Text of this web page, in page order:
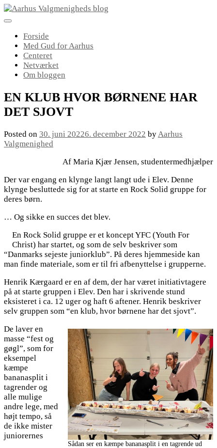
Skip
to
Forside
Med Gud for Aarhus
Centeret
Netværket
Om bloggen
EN KLUB HVOR BØRNENE HAR
DET SJOVT
Posted on 30. juni 20226. december 2022 byAarhus
Valgmenighed
Af Maria Kjær Jensen, studentermedhjælper
Der var engang en klynge langt langt ude i Elev. Denne
klynge besluttede sig for at starte en Rock Solid gruppe for
deres børn.
… Og sikke en succes det blev.
En Rock Solid gruppe er et koncept YFC (Youth For
Christ) har startet, og som de selv beskriver som
“Danmarks sejeste juniorklub”. På deres hjemmeside kan
man finde materiale, som er til fri afbenyttelse i grupperne.
Henrik Kærgaard er en af dem, der har været initiativtagere
på at starte gruppen i Elev. Den har i skrivende stund
eksisteret i ca. 12 uger og haft 6 aftener. Henrik beskriver
selv gruppen som “en klub, hvor børnene har det sjovt”.
Sådan ser en kæmpe bananasplit i en tagrende ud
De laver en
masse “fest og
gøgl”, som for
eksempel
kæmpe
bananasplit i
tagrender og
alle mulige
andre lege, med
højt tempo, så
de ikke mister
juniorernes